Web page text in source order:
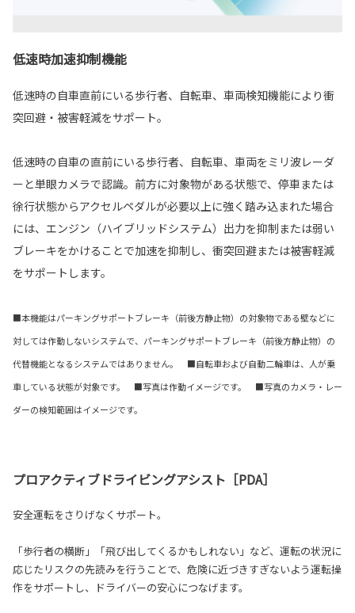
低速時加速抑制機能
低速時の自車直前にいる歩行者、自転車、車両検知機能により衝
突回避・被害軽減をサポート。
低速時の自車の直前にいる歩行者、自転車、車両をミリ波レーダ
ーと単眼カメラで認識。前方に対象物がある状態で、停車または
徐行状態からアクセルペダルが必要以上に強く踏み込まれた場合
には、エンジン（ハイブリッドシステム）出力を抑制または弱い
ブレーキをかけることで加速を抑制し、衝突回避または被害軽減
をサポートします。
■本機能はパーキングサポートブレーキ（前後方静止物）の対象物である壁などに
対しては作動しないシステムで、パーキングサポートブレーキ（前後方静止物）の
代替機能となるシステムではありません。 ■自転車および自動二輪車は、人が乗
車している状態が対象です。 ■写真は作動イメージです。 ■写真のカメラ・レー
ダーの検知範囲はイメージです。
プロアクティブドライビングアシスト［PDA］
安全運転をさりげなくサポート。
「歩行者の横断」「飛び出してくるかもしれない」など、運転の状況に
応じたリスクの先読みを行うことで、危険に近づきすぎないよう運転操
作をサポートし、ドライバーの安心につなげます。